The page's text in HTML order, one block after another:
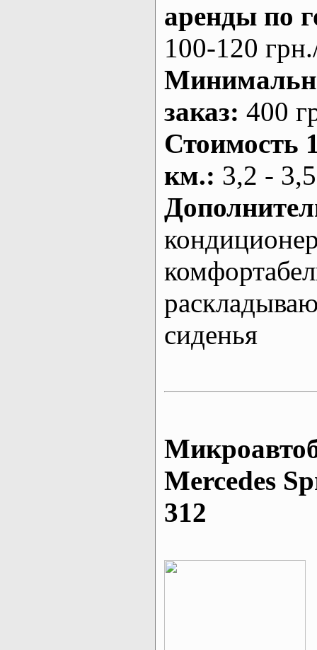
аренды по
100-120
заказ: 400
Стоимость
км.: 3,2 -
сиденья
Mеrcedes
312